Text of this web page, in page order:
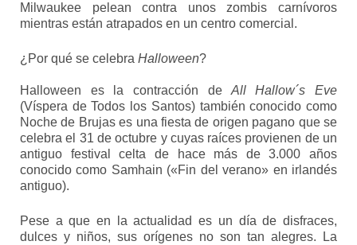
Milwaukee pelean contra unos zombis carnívoros
mientras están atrapados en un centro comercial.
¿Por qué se celebra Halloween?
Halloween es la contracción deAll Hallow´s Eve
(Víspera de Todos los Santos) también conocido como
Noche de Brujas es una fiesta de origen pagano que se
celebra el 31 de octubre y cuyas raíces provienen de un
antiguo festival celta de hace más de 3.000 años
conocido como Samhain («Fin del verano» en irlandés
antiguo).
Pese a que en la actualidad es un día de disfraces,
dulces y niños, sus orígenes no son tan alegres. La